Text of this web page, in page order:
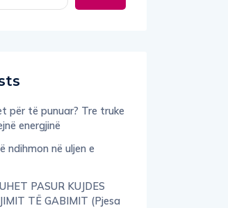
për të punuar? Tre truke
energjinë
ndihmon në uljen e
PASUR KUJDES
TË GABIMIT (Pjesa